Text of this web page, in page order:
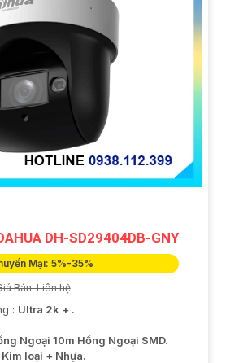
DH-SD29404DB-GNY
Mại: 5%-35%
Bán: Liên hệ
: Ultra 2k + .
Ngoại 10m Hồng Ngoại SMD.
Kim loại + Nhựa.